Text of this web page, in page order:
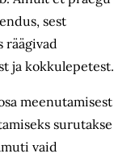
sest
räägivad
ja kokkulepetest.
meenutamisest
surutakse
vaid